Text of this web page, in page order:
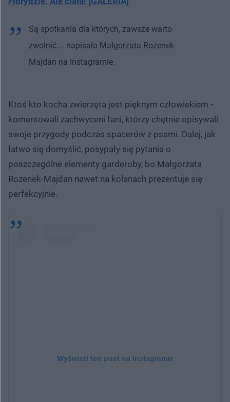
Są spotkania dla których, zawsze warto
zwolnić…- napisała Małgorzata Rozenek-
Majdan na Instagramie.
Ktoś kto kocha zwierzęta jest pięknym człowiekiem -
komentowali zachwyceni fani, którzy chętnie opisywali
swoje przygody podczas spacerów z psami. Dalej, jak
łatwo się domyślić, posypały się pytania o
poszczególne elementy garderoby, bo Małgorzata
Rozenek-Majdan nawet na kolanach prezentuje się
perfekcyjnie.
Wyświetl ten post na Instagramie